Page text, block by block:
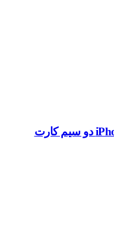
گوشی موبایل اپل مدل iPhone 12 Pro دو سیم‌ کارت